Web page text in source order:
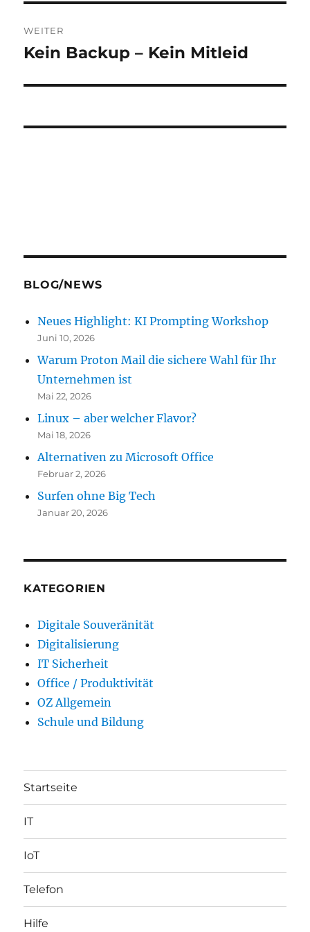
WEITER
Nächster
Kein Backup – Kein Mitleid
BLOG/NEWS
Neues Highlight: KI Prompting Workshop
Juni 10, 2026
Warum Proton Mail die sichere Wahl für Ihr
Unternehmen ist
Mai 22, 2026
Linux – aber welcher Flavor?
Mai 18, 2026
Alternativen zu Microsoft Office
Februar 2, 2026
Surfen ohne Big Tech
Januar 20, 2026
KATEGORIEN
Digitale Souveränität
Digitalisierung
IT Sicherheit
Office / Produktivität
OZ Allgemein
Schule und Bildung
Startseite
IT
IoT
Telefon
Hilfe